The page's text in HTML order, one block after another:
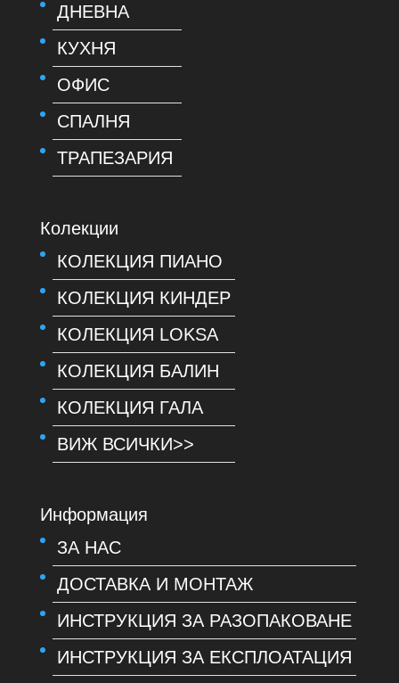
ДНЕВНА
КУХНЯ
ОФИС
СПАЛНЯ
ТРАПЕЗАРИЯ
Колекции
КОЛЕКЦИЯ ПИАНО
КОЛЕКЦИЯ КИНДЕР
КОЛЕКЦИЯ LOKSA
КОЛЕКЦИЯ БАЛИН
КОЛЕКЦИЯ ГАЛА
ВИЖ ВСИЧКИ>>
Информация
ЗА НАС
ДОСТАВКА И МОНТАЖ
ИНСТРУКЦИЯ ЗА РАЗОПАКОВАНЕ
ИНСТРУКЦИЯ ЗА ЕКСПЛОАТАЦИЯ